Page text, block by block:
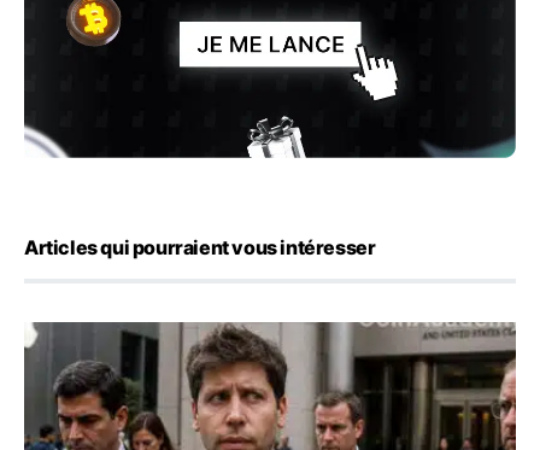
Articles qui pourraient vous intéresser
OpenAI demande le rejet de la plainte d’Apple et